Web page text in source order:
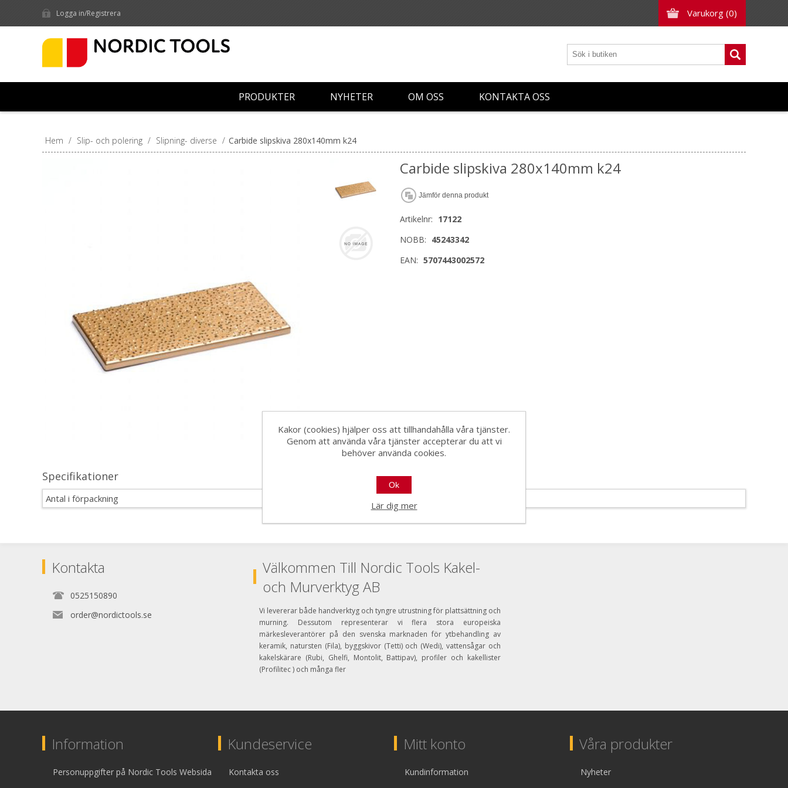
Varukorg (0)
Logga in/Registrera
PRODUKTER NYHETER OM OSS KONTAKTA OSS
Hem / Slip- och polering / Slipning- diverse / Carbide slipskiva 280x140mm k24
Carbide slipskiva 280x140mm k24
Jämför denna produkt
Artikelnr: 17122
NOBB: 45243342
EAN: 5707443002572
Specifikationer
Antal i förpackning
Kontakta
0525150890
order@nordictools.se
Välkommen Till Nordic Tools Kakel-
och Murverktyg AB
Vi levererar både handverktyg och tyngre utrustning för plattsättning och
murning. Dessutom representerar vi flera stora europeiska
märkesleverantörer på den svenska marknaden för ytbehandling av
keramik, natursten (Fila), byggskivor (Tetti) och (Wedi), vattensågar och
kakelskärare (Rubi, Ghelfi, Montolit, Battipav), profiler och kakellister
(Profilitec ) och många fler
Information
Personuppgifter på Nordic Tools Websida
Kundeservice
Kontakta oss
Mitt konto
Kundinformation
Våra produkter
Nyheter
Kakor (cookies) hjälper oss att tillhandahålla våra tjänster.
Genom att använda våra tjänster accepterar du att vi
behöver använda cookies.
Ok
Lär dig mer